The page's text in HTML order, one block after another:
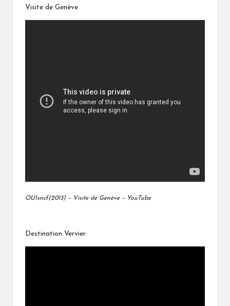
Visite de Genève
OUIsncf(2013) – Visite de Genève – YouTube
Destination Vervier